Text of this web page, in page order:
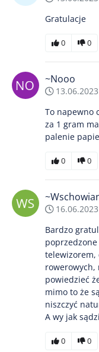
Gratulacje
0 0
~Nooo
To napewno
za 1 gram
palenie
0 0
Bardzo
telewizorem,
rowerowych,
powiedzieć
mimo to że
niszczyć
A wy jak
0 0